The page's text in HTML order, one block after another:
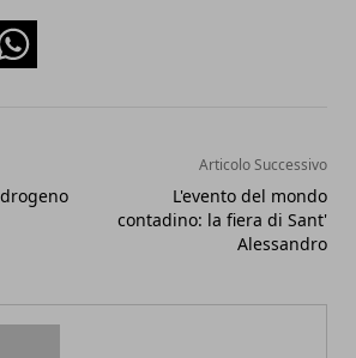
Articolo Successivo
L'evento del mondo
contadino: la fiera di Sant'
Alessandro